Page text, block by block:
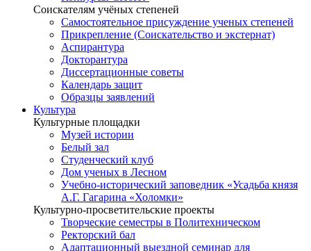
Соискателям учёных степеней
Самостоятельное присуждение ученых степеней
Прикрепление (Соискательство и экстернат)
Аспирантура
Докторантура
Диссертационные советы
Календарь защит
Образцы заявлений
Культура
Культурные площадки
Музей истории
Белый зал
Студенческий клуб
Дом ученых в Лесном
Учебно-исторический заповедник «Усадьба князя
А.Г. Гагарина «Холомки»
Культурно-просветительские проекты
Творческие семестры в Политехническом
Ректорский бал
Адаптационный выездной семинар для